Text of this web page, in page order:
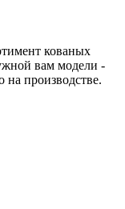
кованых
вам модели -
на производстве.